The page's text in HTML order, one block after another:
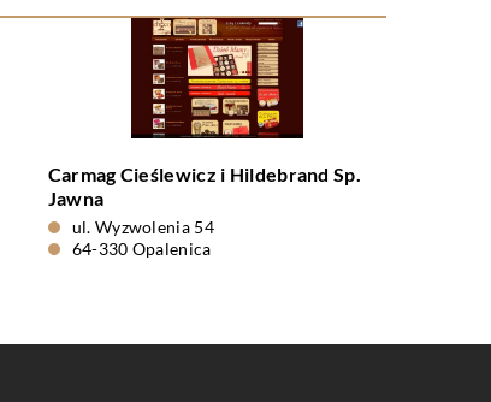
Carmag Cieślewicz i Hildebrand Sp.
Jawna
ul. Wyzwolenia 54
64-330 Opalenica